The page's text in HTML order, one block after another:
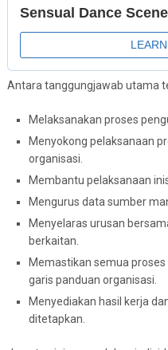
Antara tanggungjawab utama
Melaksanakan proses
Menyokong pelaksanaan
organisasi.
Membantu pelaksanaan
Mengurus data sumber
Menyelaras urusan
berkaitan.
Memastikan semua
garis panduan organisasi.
Menyediakan hasil kerja
ditetapkan.